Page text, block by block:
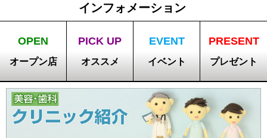
インフォメーション
OPEN
オープン店
PICK UP
オススメ
EVENT
イベント
PRESENT
プレゼント